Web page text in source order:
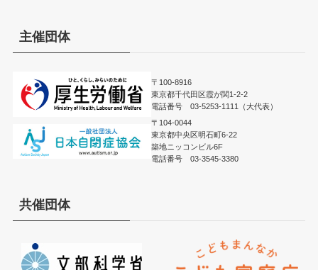
主催団体
〒100-8916
東京都千代田区霞が関1-2-2
電話番号 03-5253-1111（大代表）
〒104-0044
東京都中央区明石町6-22
築地ニッコンビル6F
電話番号 03-3545-3380
共催団体